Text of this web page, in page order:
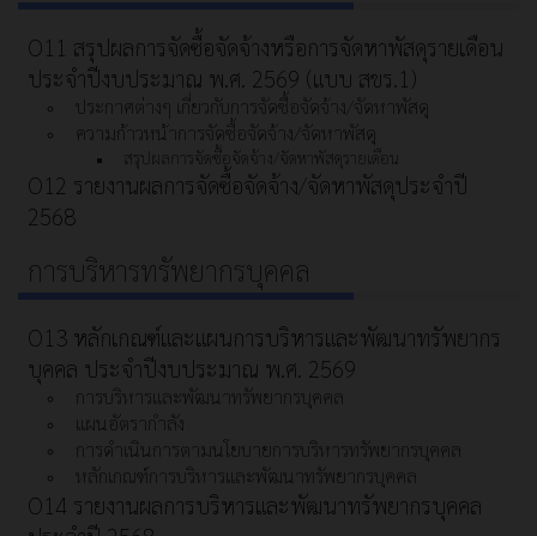
O11 สรุปผลการจัดซื้อจัดจ้างหรือการจัดหาพัสดุรายเดือน
ประจำปีงบประมาณ พ.ศ. 2569 (แบบ สขร.1)
ประกาศต่างๆ เกี่ยวกับการจัดซื้อจัดจ้าง/จัดหาพัสดุ
ความก้าวหน้าการจัดซื้อจัดจ้าง/จัดหาพัสดุ
สรุปผลการจัดซื้อจัดจ้าง/จัดหาพัสดุรายเดือน
O12 รายงานผลการจัดซื้อจัดจ้าง/จัดหาพัสดุประจำปี
2568
การบริหารทรัพยากรบุคคล
O13 หลักเกณฑ์และแผนการบริหารและพัฒนาทรัพยากร
บุคคล ประจำปีงบประมาณ พ.ศ. 2569
การบริหารและพัฒนาทรัพยากรบุคคล
แผนอัตรากำลัง
การดำเนินการตามนโยบายการบริหารทรัพยากรบุคคล
หลักเกณฑ์การบริหารและพัฒนาทรัพยากรบุคคล
O14 รายงานผลการบริหารและพัฒนาทรัพยากรบุคคล